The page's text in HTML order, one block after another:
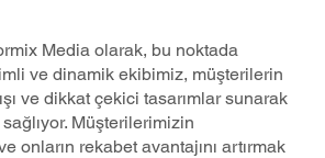
Media olarak, bu noktada
ve dinamik ekibimiz, müşterilerin
ve dikkat çekici tasarımlar sunarak
sağlıyor. Müşterilerimizin
onların rekabet avantajını artırmak